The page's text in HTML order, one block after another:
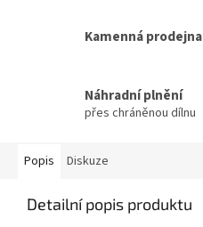
Kamenná prodejna
Náhradní plnění
přes chráněnou dílnu
Popis Diskuze
Detailní popis produktu